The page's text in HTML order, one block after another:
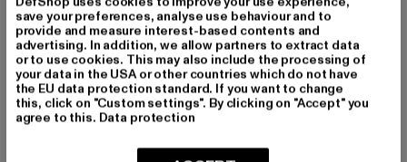
FORVERT
Forvert Fiss
94,49 EUR
Derzeitiger Preis: 94,49 EUR
149,99 EURAktionspreis: 149,99 EUR
FORVERT
Forvert Fiss
94,49 EUR
Derzeitiger Preis: 94,49 EUR
149,99 EURAktionspreis:
save your preferences, analyse use behaviour and to
provide and measure interest-based contents and
advertising. In addition, we allow partners to extract data
or to use cookies. This may also include the processing of
your data in the USA or other countries which do not have
the EU data protection standard. If you want to change
this, click on "Custom settings". By clicking on "Accept" you
agree to this. Data protection